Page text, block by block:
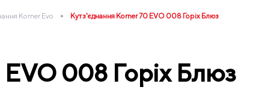
Korner Evo • Кут з'єднання Korner 70 EVO 008 Горіх Блюз
008 Горіх Блюз